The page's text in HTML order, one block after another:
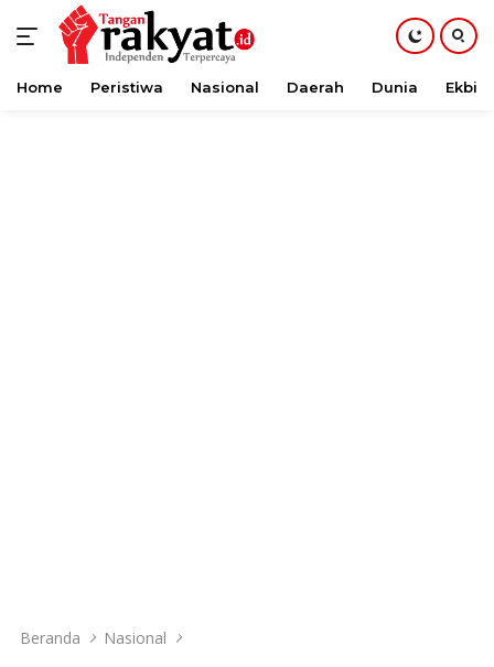
Langsung
Home Peristiwa Nasional Daerah Dunia Ekbis
Beranda Nasional